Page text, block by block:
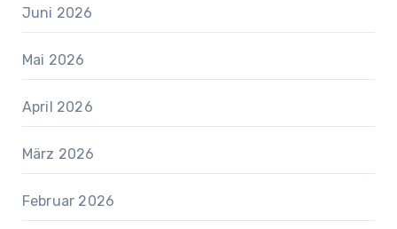
Juni 2026
Mai 2026
April 2026
März 2026
Februar 2026